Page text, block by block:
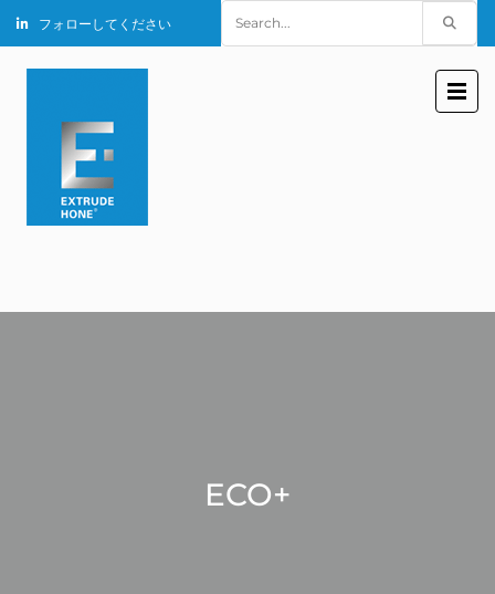
フォローしてください
for:
ECO+